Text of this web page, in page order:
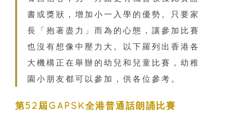
書或獎狀，增加小一入學的優勢。只要家
長「抱著盡力」而為的心態，讓參加比賽
也沒有想像中壓力大。以下羅列出香港各
大機構正在舉辦的幼兒和兒童比賽，幼稚
園小朋友都可以參加，供各位參考。
第52屆GAPSK全港普通話朗誦比賽